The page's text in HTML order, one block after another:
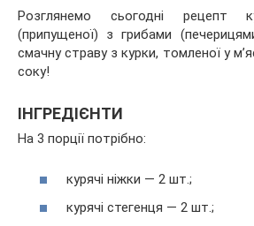
Розглянемо сьогодні рецепт
(припущеної) з грибами
смачну страву з курки, томленої у
соку!
ІНГРЕДІЄНТИ
На 3 порції потрібно:
курячі ніжки — 2 шт.;
курячі стегенця — 2 шт.;